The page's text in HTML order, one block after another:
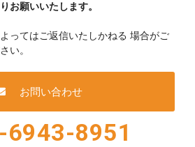
お願いいたします。
ってはご返信いたしかねる 場合がご
い。
お問い合わせ
6943-8951